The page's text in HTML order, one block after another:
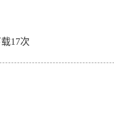
17次